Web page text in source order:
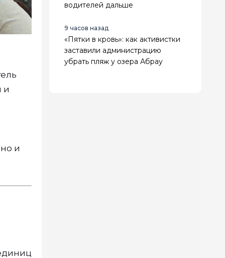
и
и
водителей дальше
9 часов назад
«Пятки в кровь»: как активистки
заставили администрацию
убрать пляж у озера Абрау